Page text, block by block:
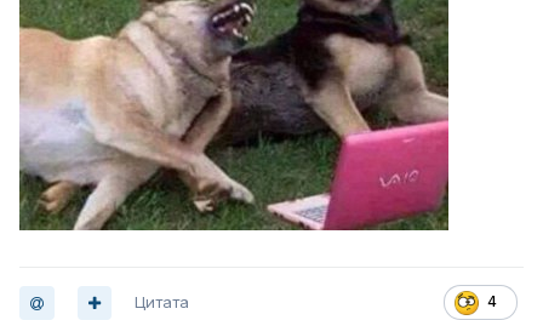
4
Цитата